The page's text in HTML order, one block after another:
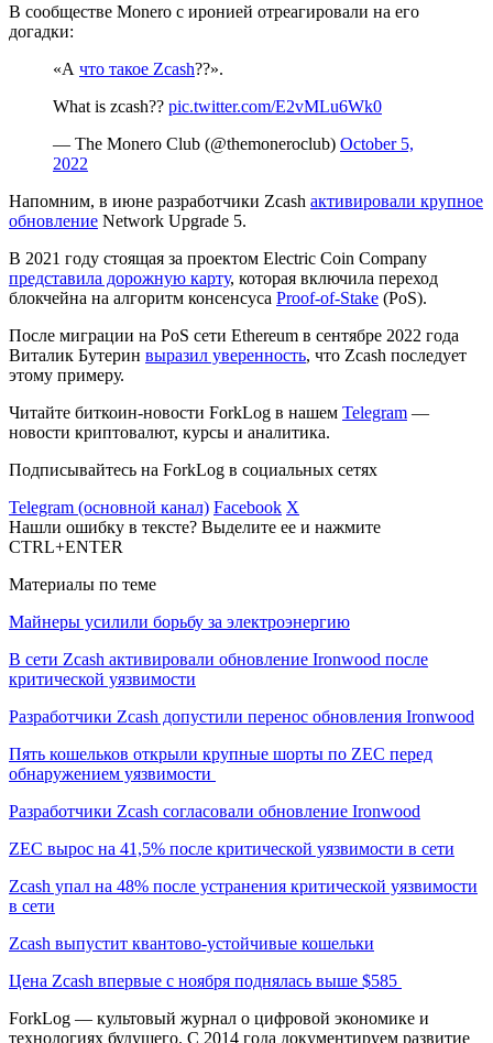
В сообществе Monero с иронией отреагировали на его
догадки:
«А что такое Zcash??».
What is zcash?? pic.twitter.com/E2vMLu6Wk0
— The Monero Club (@themoneroclub) October 5,
2022
Напомним, в июне разработчики Zcash активировали крупное
обновление Network Upgrade 5.
В 2021 году стоящая за проектом Electric Coin Company
представила дорожную карту, которая включила переход
блокчейна на алгоритм консенсуса Proof-of-Stake (PoS).
После миграции на PoS сети Ethereum в сентябре 2022 года
Виталик Бутерин выразил уверенность, что Zcash последует
этому примеру.
Читайте биткоин-новости ForkLog в нашем Telegram —
новости криптовалют, курсы и аналитика.
Подписывайтесь на ForkLog в социальных сетях
Telegram (основной канал) Facebook X
Нашли ошибку в тексте? Выделите ее и нажмите
CTRL+ENTER
Материалы по теме
Майнеры усилили борьбу за электроэнергию
В сети Zcash активировали обновление Ironwood после
критической уязвимости
Разработчики Zcash допустили перенос обновления Ironwood
Пять кошельков открыли крупные шорты по ZEC перед
обнаружением уязвимости
Разработчики Zcash согласовали обновление Ironwood
ZEC вырос на 41,5% после критической уязвимости в сети
Zcash упал на 48% после устранения критической уязвимости
в сети
Zcash выпустит квантово-устойчивые кошельки
Цена Zcash впервые с ноября поднялась выше $585
ForkLog — культовый журнал о цифровой экономике и
технологиях будущего. С 2014 года документируем развитие